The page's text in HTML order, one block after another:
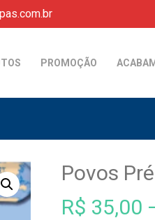
PROMOÇÃO
Povos
R$ 35,00